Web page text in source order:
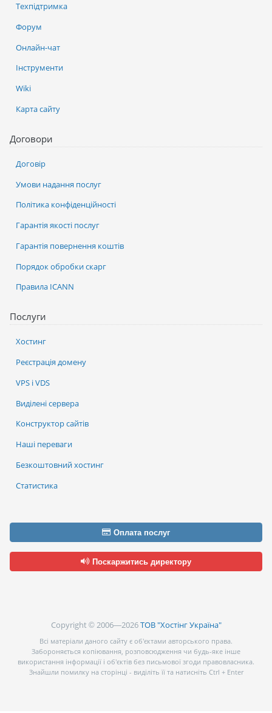
Послуги
Хостинг
Реєстрація домену
VPS і VDS
Виділені сервера
Конструктор сайтів
Наші переваги
Безкоштовний хостинг
Статистика
Техпідтримка
Форум
Онлайн-чат
Інструменти
Wiki
Карта сайту
Договори
Договір
Умови надання послуг
Політика конфіденційності
Гарантія якості послуг
Гарантія повернення коштів
Порядок обробки скарг
Правила ICANN
Оплата послуг
Поскаржитись директору
Copyright © 2006—2026ТОВ "Хостінг Україна"
Всі матеріали даного сайту є об’єктами авторського права.
Забороняється копіювання, розповсюдження чи будь-яке інше
використання інформації і об’єктів без письмової згоди правовласника.
Знайшли помилку на сторінці - виділіть її та натисніть Ctrl + Enter